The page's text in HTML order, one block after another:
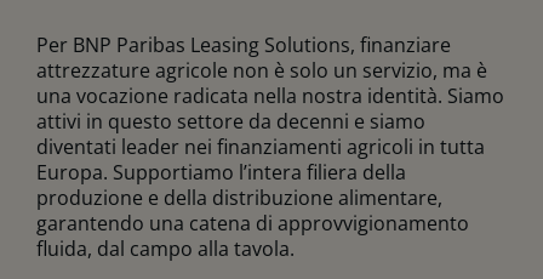
Per BNP Paribas Leasing Solutions, finanziare
attrezzature agricole non è solo un servizio, ma è
una vocazione radicata nella nostra identità. Siamo
attivi in questo settore da decenni e siamo
diventati leader nei finanziamenti agricoli in tutta
Europa. Supportiamo l’intera filiera della
produzione e della distribuzione alimentare,
garantendo una catena di approvvigionamento
fluida, dal campo alla tavola.